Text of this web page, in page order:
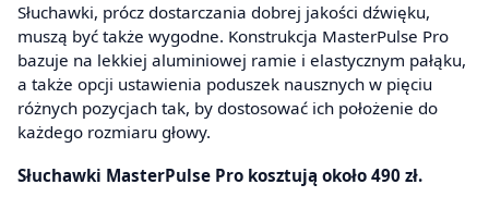
Słuchawki, prócz dostarczania dobrej jakości dźwięku,
muszą być także wygodne. Konstrukcja MasterPulse Pro
bazuje na lekkiej aluminiowej ramie i elastycznym pałąku,
a także opcji ustawienia poduszek nausznych w pięciu
różnych pozycjach tak, by dostosować ich położenie do
każdego rozmiaru głowy.
Słuchawki MasterPulse Pro kosztują około 490 zł.